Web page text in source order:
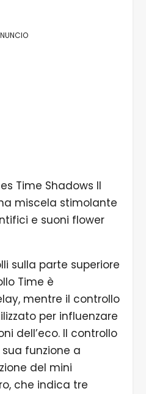
Time Shadows II
miscela stimolante
e suoni flower
sulla parte superiore
Time è
mentre il controllo
per influenzare
dell’eco. Il controllo
funzione a
del mini
che indica tre